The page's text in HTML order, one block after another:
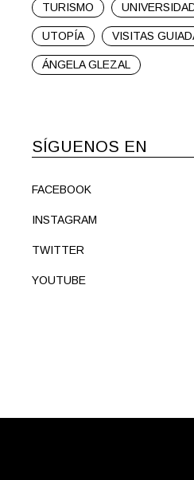
TURISMO
UTOPÍA VISITAS
ÁNGELA GLEZAL
SÍGUENOS EN
FACEBOOK
INSTAGRAM
TWITTER
YOUTUBE